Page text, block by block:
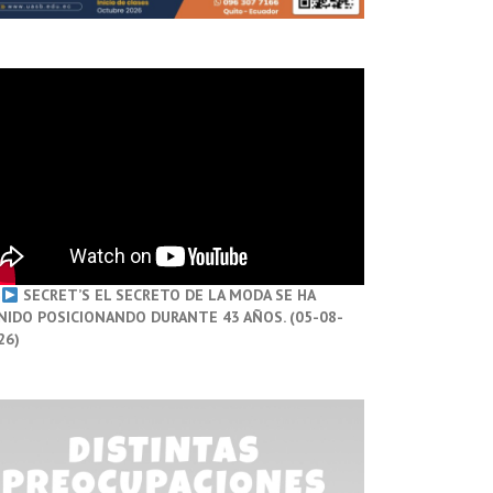
SECRET’S EL SECRETO DE LA MODA SE HA
POSICIONANDO DURANTE 43 AÑOS. (05-08-